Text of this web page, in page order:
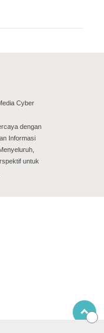
Cyber
dengan
Informasi
untuk